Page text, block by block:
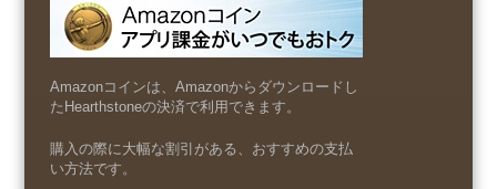
Amazonコインは、Amazonからダウンロードし
たHearthstoneの決済で利用できます。
購入の際に大幅な割引がある、おすすめの支払
い方法です。